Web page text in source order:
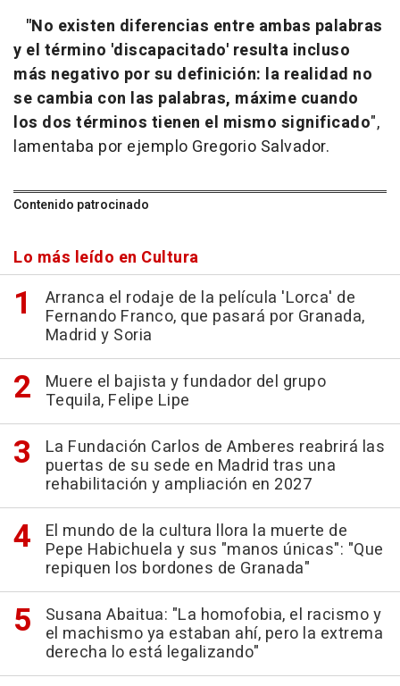
"No existen diferencias entre ambas palabras
y el término 'discapacitado' resulta incluso
más negativo por su definición: la realidad no
se cambia con las palabras, máxime cuando
los dos términos tienen el mismo significado",
lamentaba por ejemplo Gregorio Salvador.
Contenido patrocinado
Lo más leído en Cultura
Arranca el rodaje de la película 'Lorca' de
Fernando Franco, que pasará por Granada,
Madrid y Soria
Muere el bajista y fundador del grupo
Tequila, Felipe Lipe
La Fundación Carlos de Amberes reabrirá las
puertas de su sede en Madrid tras una
rehabilitación y ampliación en 2027
El mundo de la cultura llora la muerte de
Pepe Habichuela y sus "manos únicas": "Que
repiquen los bordones de Granada"
Susana Abaitua: "La homofobia, el racismo y
el machismo ya estaban ahí, pero la extrema
derecha lo está legalizando"